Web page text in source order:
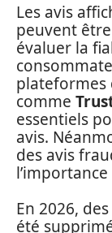
Les avis
peuvent
évaluer la
plateformes
comme
essentiels
avis.
des avis
En 2026,
été